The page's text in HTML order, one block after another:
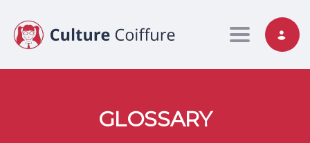
Toggle
GLOSSARY